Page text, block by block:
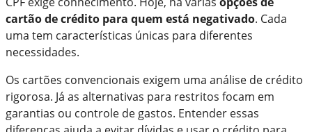
cartão de crédito para quem está negativado. Cada
uma tem características únicas para diferentes
necessidades.
Os cartões convencionais exigem uma análise de crédito
rigorosa. Já as alternativas para restritos focam em
garantias ou controle de gastos. Entender essas